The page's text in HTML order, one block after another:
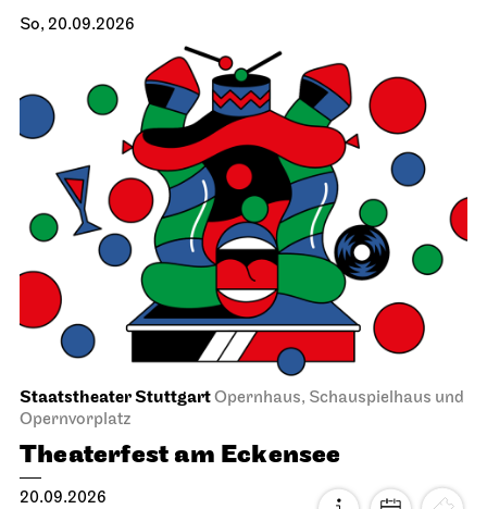
So, 20.09.2026
Staatstheater StuttgartOpernhaus, Schauspielhaus und
Opernvorplatz
Theaterfest am Eckensee
20.09.2026